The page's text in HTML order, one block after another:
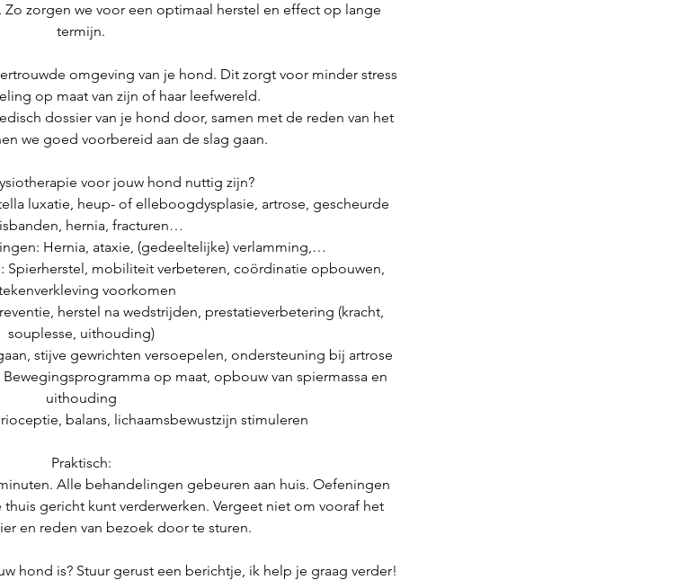
zorgen we voor een optimaal herstel en effect op lange
termijn.
omgeving van je hond. Dit zorgt voor minder stress
op maat van zijn of haar leefwereld.
dossier van je hond door, samen met de reden van het
we goed voorbereid aan de slag gaan.
voor jouw hond nuttig zijn?
luxatie, heup- of elleboogdysplasie, artrose, gescheurde
hernia, fracturen…
Hernia, ataxie, (gedeeltelijke) verlamming,…
Spierherstel, mobiliteit verbeteren, coördinatie opbouwen,
voorkomen
herstel na wedstrijden, prestatieverbetering (kracht,
souplesse, uithouding)
stijve gewrichten versoepelen, ondersteuning bij artrose
op maat, opbouw van spiermassa en
uithouding
balans, lichaamsbewustzijn stimuleren
Praktisch:
Alle behandelingen gebeuren aan huis. Oefeningen
gericht kunt verderwerken. Vergeet niet om vooraf het
en reden van bezoek door te sturen.
hond is? Stuur gerust een berichtje, ik help je graag verder!